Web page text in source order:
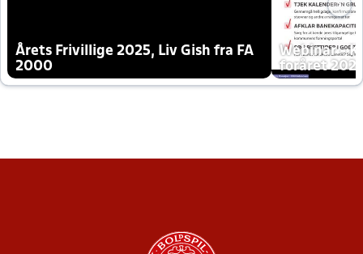
Årets Frivillige 2025, Liv Gish fra FA
2000
Webinar -
foråret